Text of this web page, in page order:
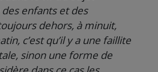
enfants et des
dehors, à minuit,
c’est qu’il y a une faillite
sinon une forme de